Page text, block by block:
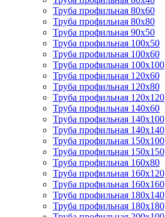
Труба профильная 80х60
Труба профильная 80х80
Труба профильная 90х50
Труба профильная 100х50
Труба профильная 100х60
Труба профильная 100х100
Труба профильная 120х60
Труба профильная 120х80
Труба профильная 120х120
Труба профильная 140х60
Труба профильная 140х100
Труба профильная 140х140
Труба профильная 150х100
Труба профильная 150х150
Труба профильная 160х80
Труба профильная 160х120
Труба профильная 160х160
Труба профильная 180х140
Труба профильная 180х180